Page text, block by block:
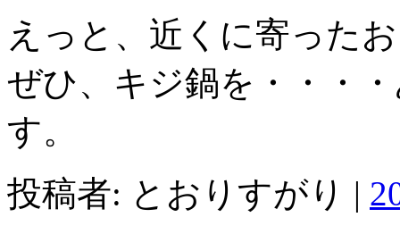
えっと、近くに寄った
ぜひ、キジ鍋を・・・
す。
投稿者: とおりすがり |